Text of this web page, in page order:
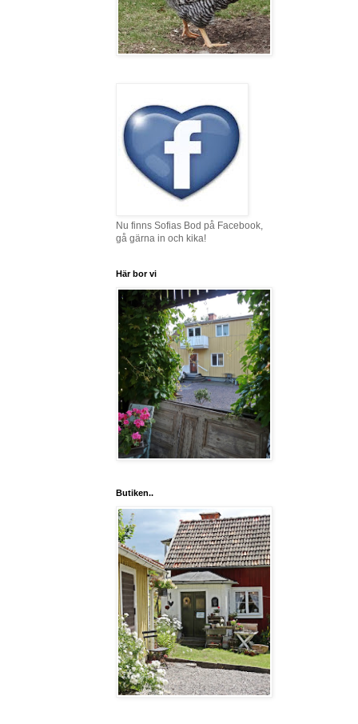
Nu finns Sofias Bod på Facebook,
gå gärna in och kika!
Här bor vi
Butiken..